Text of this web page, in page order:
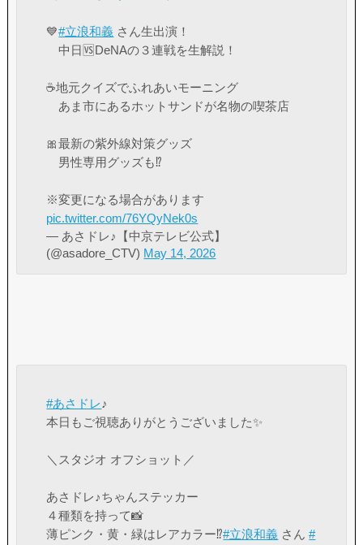
💙#立浪和義 さん生出演！
中日🆚DeNAの３連戦を生解説！
☕️地元クイズでふれあいモーニング
あま市にあるホットサンドが名物の喫茶店
🎀最新の紫外線対策グッズ
男性専用グッズも⁉️
※変更になる場合があります
pic.twitter.com/76YQyNek0s
— あさドレ♪【中京テレビ公式】
(@asadore_CTV) May 14, 2026
#あさドレ♪
本日もご視聴ありがとうございました✨
＼スタジオ オフショット／
あさドレ♪ちゃんステッカー
４種類を持って📸
薄ピンク・黄・緑はレアカラー⁉️#立浪和義 さん#